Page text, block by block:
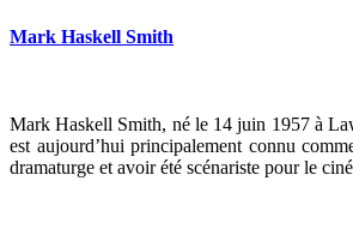
Mark Haskell Smith
Mark Haskell Smith, né le 14 juin 1957 à
est aujourd’hui principalement connu
dramaturge et avoir été scénariste pour le